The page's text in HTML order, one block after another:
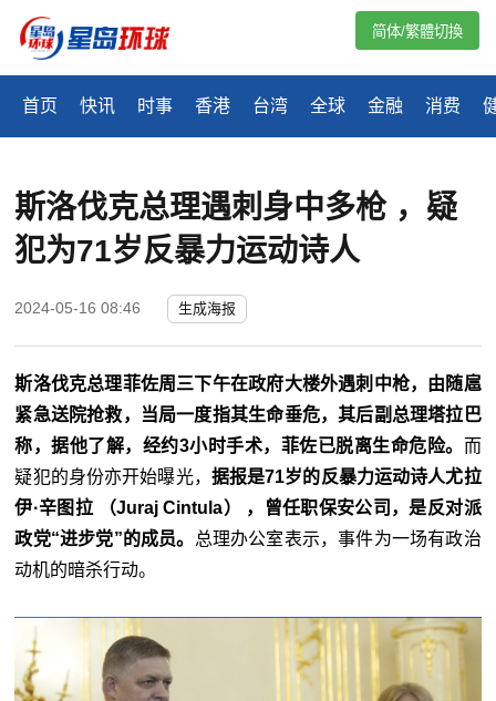
首页 快讯 时事 香港 台湾 全球 金融 消费
简体/繁體切換
斯洛伐克总理遇刺身中多枪 ，疑
犯为71岁反暴力运动诗人
2024-05-16 08:46 生成海报
斯洛伐克总理菲佐周三下午在政府大楼外遇刺中枪，由随扈
紧急送院抢救，当局一度指其生命垂危，其后副总理塔拉巴
称，据他了解，经约3小时手术，菲佐已脱离生命危险。 而
疑犯的身份亦开始曝光， 据报是71岁的反暴力运动诗人尤拉
伊·辛图拉 （Juraj Cintula） ，曾任职保安公司，是反对派
政党“进步党”的成员。 总理办公室表示，事件为一场有政治
动机的暗杀行动。